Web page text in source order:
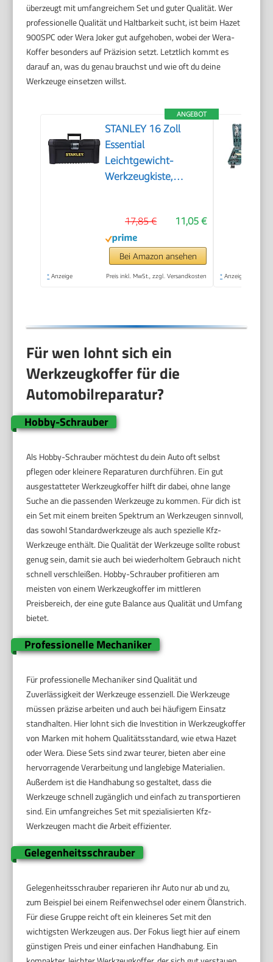
überzeugt mit umfangreichem Set und guter Qualität. Wer
professionelle Qualität und Haltbarkeit sucht, ist beim Hazet
900SPC oder Wera Joker gut aufgehoben, wobei der Wera-
Koffer besonders auf Präzision setzt. Letztlich kommt es
darauf an, was du genau brauchst und wie oft du deine
Werkzeuge einsetzen willst.
ANGEBOT
STANLEY 16 Zoll
Essential
Leichtgewicht-
Werkzeugkiste,
11,05 €
17,85 €
Bei Amazon ansehen
* Anzeige Preis inkl. MwSt., zzgl. Versandkosten * Anzeige
Für wen lohnt sich ein
Werkzeugkoffer für die
Automobilreparatur?
Hobby-Schrauber
Als Hobby-Schrauber möchtest du dein Auto oft selbst
pflegen oder kleinere Reparaturen durchführen. Ein gut
ausgestatteter Werkzeugkoffer hilft dir dabei, ohne lange
Suche an die passenden Werkzeuge zu kommen. Für dich ist
ein Set mit einem breiten Spektrum an Werkzeugen sinnvoll,
das sowohl Standardwerkzeuge als auch spezielle Kfz-
Werkzeuge enthält. Die Qualität der Werkzeuge sollte robust
genug sein, damit sie auch bei wiederholtem Gebrauch nicht
schnell verschleißen. Hobby-Schrauber profitieren am
meisten von einem Werkzeugkoffer im mittleren
Preisbereich, der eine gute Balance aus Qualität und Umfang
bietet.
Professionelle Mechaniker
Für professionelle Mechaniker sind Qualität und
Zuverlässigkeit der Werkzeuge essenziell. Die Werkzeuge
müssen präzise arbeiten und auch bei häufigem Einsatz
standhalten. Hier lohnt sich die Investition in Werkzeugkoffer
von Marken mit hohem Qualitätsstandard, wie etwa Hazet
oder Wera. Diese Sets sind zwar teurer, bieten aber eine
hervorragende Verarbeitung und langlebige Materialien.
Außerdem ist die Handhabung so gestaltet, dass die
Werkzeuge schnell zugänglich und einfach zu transportieren
sind. Ein umfangreiches Set mit spezialisierten Kfz-
Werkzeugen macht die Arbeit effizienter.
Gelegenheitsschrauber
Gelegenheitsschrauber reparieren ihr Auto nur ab und zu,
zum Beispiel bei einem Reifenwechsel oder einem Ölanstrich.
Für diese Gruppe reicht oft ein kleineres Set mit den
wichtigsten Werkzeugen aus. Der Fokus liegt hier auf einem
günstigen Preis und einer einfachen Handhabung. Ein